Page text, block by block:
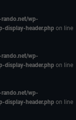
wp-
display-header.php on line
wp-
display-header.php on line
wp-
display-header.php on line